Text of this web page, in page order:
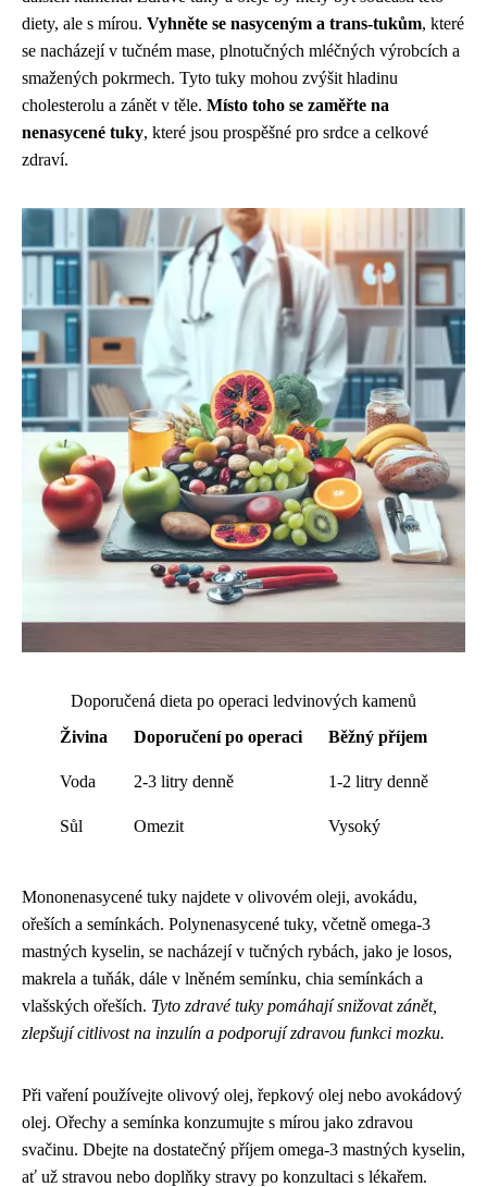
diety, ale s mírou. Vyhněte se nasyceným a trans-tukům, které
se nacházejí v tučném mase, plnotučných mléčných výrobcích a
smažených pokrmech. Tyto tuky mohou zvýšit hladinu
cholesterolu a zánět v těle. Místo toho se zaměřte na
nenasycené tuky, které jsou prospěšné pro srdce a celkové
zdraví.
Doporučená dieta po operaci ledvinových kamenů
Živina
Doporučení po operaci Běžný příjem
Voda 2-3 litry denně 1-2 litry denně
Sůl Omezit Vysoký
Mononenasycené tuky najdete v olivovém oleji, avokádu,
ořeších a semínkách. Polynenasycené tuky, včetně omega-3
mastných kyselin, se nacházejí v tučných rybách, jako je losos,
makrela a tuňák, dále v lněném semínku, chia semínkách a
vlašských ořeších. Tyto zdravé tuky pomáhají snižovat zánět,
zlepšují citlivost na inzulín a podporují zdravou funkci mozku.
Při vaření používejte olivový olej, řepkový olej nebo avokádový
olej. Ořechy a semínka konzumujte s mírou jako zdravou
svačinu. Dbejte na dostatečný příjem omega-3 mastných kyselin,
ať už stravou nebo doplňky stravy po konzultaci s lékařem.